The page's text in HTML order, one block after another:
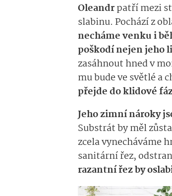
Oleandrpatří mezi
slabinu. Pochází z
necháme venku i
poškodí nejen jeho
zasáhnout hned v
mu bude ve světlé a
přejde do klidové
Jeho zimní nároky
Substrát by měl
zcela vynecháváme
sanitární řez,
razantní řez by